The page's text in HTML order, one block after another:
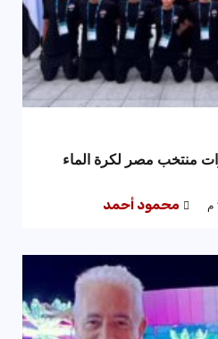
منتخب مصر لكرة الماء
محمود أحمد